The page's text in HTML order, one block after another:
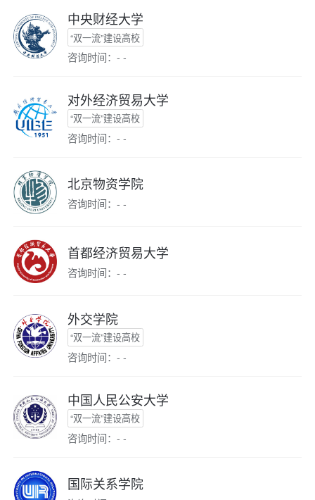
中央财经大学
“双一流”建设高校
咨询时间：- -
对外经济贸易大学
“双一流”建设高校
咨询时间：- -
北京物资学院
咨询时间：- -
首都经济贸易大学
咨询时间：- -
外交学院
“双一流”建设高校
咨询时间：- -
中国人民公安大学
“双一流”建设高校
咨询时间：- -
国际关系学院